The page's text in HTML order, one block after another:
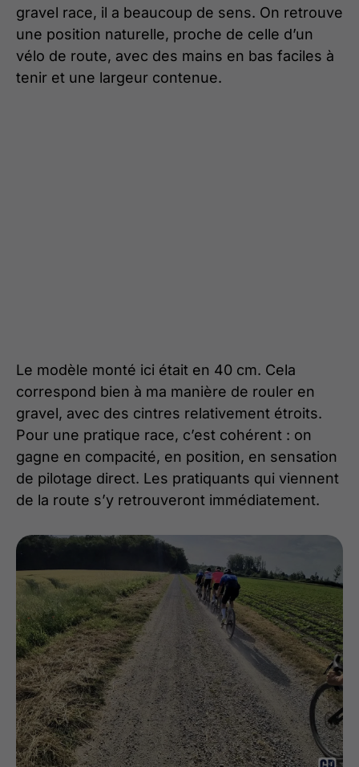
gravel race, il a beaucoup de sens. On retrouve
une position naturelle, proche de celle d’un
vélo de route, avec des mains en bas faciles à
tenir et une largeur contenue.
Le modèle monté ici était en 40 cm. Cela
correspond bien à ma manière de rouler en
gravel, avec des cintres relativement étroits.
Pour une pratique race, c’est cohérent : on
gagne en compacité, en position, en sensation
de pilotage direct. Les pratiquants qui viennent
de la route s’y retrouveront immédiatement.